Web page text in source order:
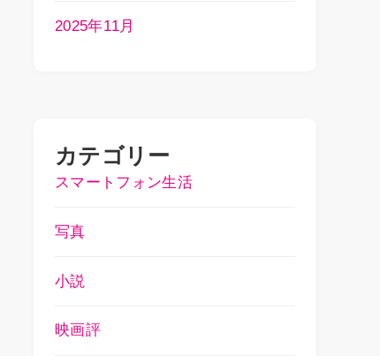
2025年11月
カテゴリー
スマートフォン生活
写真
小説
映画評